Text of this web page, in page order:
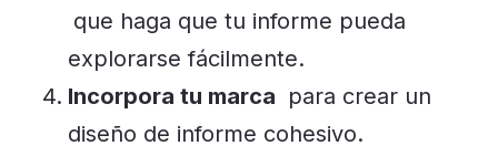
que haga que tu informe pueda
explorarse fácilmente.
Incorpora tu marca para crear un
diseño de informe cohesivo.